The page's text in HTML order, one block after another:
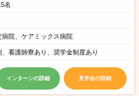
名
病院、ケアミックス病院
、看護師寮あり、奨学金制度あり
インターンの詳細 見学会の詳細